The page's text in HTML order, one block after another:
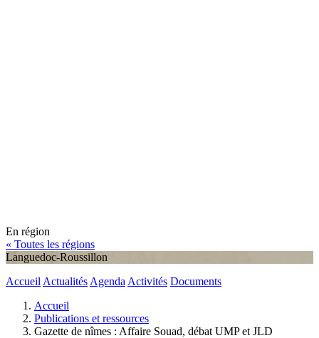
En région
« Toutes les régions
Languedoc-Roussillon
Accueil Actualités Agenda Activités Documents
Accueil
Publications et ressources
Gazette de nîmes : Affaire Souad, débat UMP et JLD